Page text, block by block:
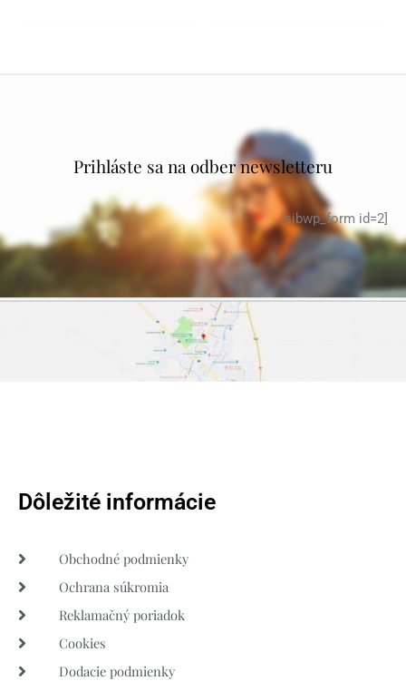
Prihláste sa na odber newsletteru
[sibwp_form id=2]
Dôležité informácie
Obchodné podmienky
Ochrana súkromia
Reklamačný poriadok
Cookies
Dodacie podmienky